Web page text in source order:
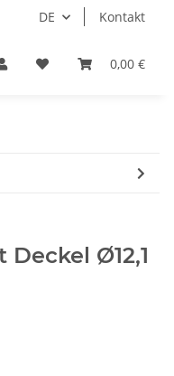
DE Kontakt
0,00 €
Ø12,1